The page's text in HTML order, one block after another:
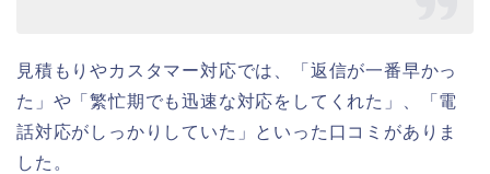
見積もりやカスタマー対応では、「返信が一番早かっ
た」や「繁忙期でも迅速な対応をしてくれた」、「電
話対応がしっかりしていた」といった口コミがありま
した。